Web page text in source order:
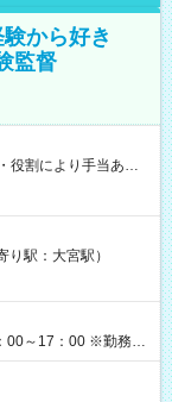
から好き
監督
）オプションあ
で給与の一部を受け
1時間） 時給1,300円
割により時給＋100
憩なし） 時給1,300
通費 【試用期
駅：大宮駅）
00～17：00 ※勤務時